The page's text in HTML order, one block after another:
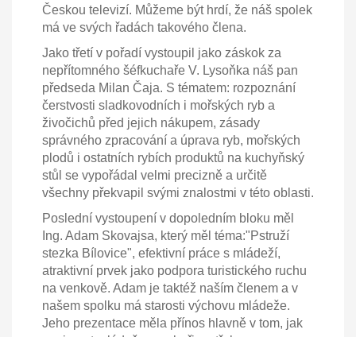
Českou televizí. Můžeme být hrdí, že náš spolek
má ve svých řadách takového člena.
Jako třetí v pořadí vystoupil jako záskok za
nepřítomného šéfkuchaře V. Lysoňka náš pan
předseda Milan Čaja. S tématem: rozpoznání
čerstvosti sladkovodních i mořských ryb a
živočichů před jejich nákupem, zásady
správného zpracování a úprava ryb, mořských
plodů i ostatních rybích produktů na kuchyňský
stůl se vypořádal velmi precizně a určitě
všechny překvapil svými znalostmi v této oblasti.
Poslední vystoupení v dopoledním bloku měl
Ing. Adam Skovajsa, který měl téma:"Pstruží
stezka Bílovice", efektivní práce s mládeží,
atraktivní prvek jako podpora turistického ruchu
na venkově. Adam je taktéž naším členem a v
našem spolku má starosti výchovu mládeže.
Jeho prezentace měla přínos hlavně v tom, jak